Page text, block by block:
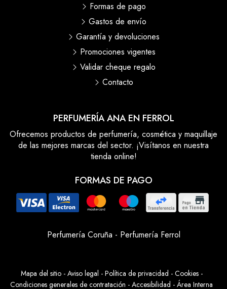
PERFUMERÍA ANA EN FERROL
Ofrecemos productos de perfumería, cosmética y maquillaje
de las mejores marcas del sector. ¡Visítanos en nuestra
tienda online!
FORMAS DE PAGO
Formas de pago
Gastos de envío
Garantía y devoluciones
Promociones vigentes
Validar cheque regalo
Contacto
Perfumería Coruña - Perfumería Ferrol
Mapa del sitio- Aviso legal - Política de privacidad - Cookies-
Condiciones generales de contratación - Accesibilidad - Área Interna